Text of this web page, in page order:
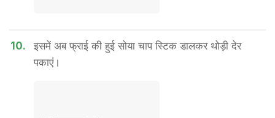
10.
इसमें अब फ्राई की हुई सोया चाप स्टिक डालकर थोड़ी देर
पकाएं।